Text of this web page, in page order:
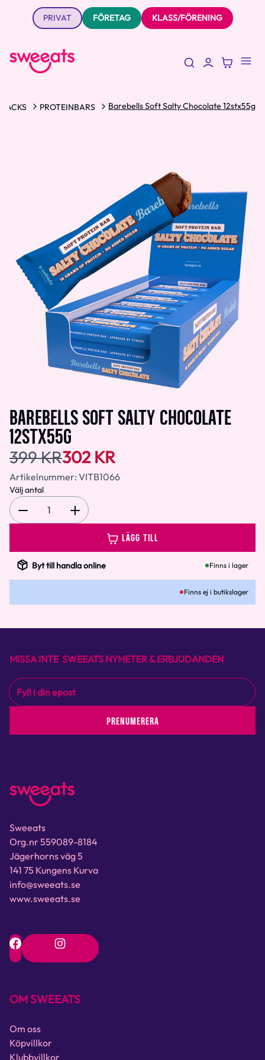
PRIVAT FÖRETAG KLASS/FÖRENING
PROTEINBARS Barebells Soft Salty Chocolate 12stx55g
BAREBELLS SOFT SALTY CHOCOLATE
12STX55G
399 KR302 KR
Artikelnummer: VITB1066
Välj antal
1
LÄGG TILL
Byt till handla online Finns i lager
Finns ej i butikslager
MISSA INTE SWEEATS NYHETER & ERBJUDANDEN
PRENUMERERA
Sweeats
Org.nr 559089-8184
Jägerhorns väg 5
141 75 Kungens Kurva
info@sweeats.se
www.sweeats.se
OM SWEEATS
Om oss
Köpvillkor
Klubbvillkor